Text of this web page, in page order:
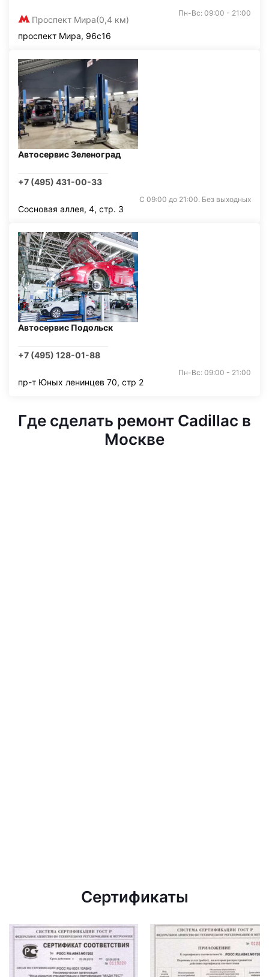
Проспект Мира(0,4 км)
Пн-Вс: 09:00 - 21:00
проспект Мира, 96с16
Автосервис Зеленоград
+7 (495) 431-00-33
С 09:00 до 21:00. Без выходных
Сосновая аллея, 4, стр. 3
Автосервис Подольск
+7 (495) 128-01-88
Пн-Вс: 09:00 - 21:00
пр-т Юных ленинцев 70, стр 2
Где сделать ремонт Cadillac в
Москве
Сертификаты